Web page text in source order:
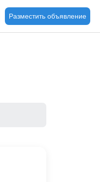
Разместить объявление